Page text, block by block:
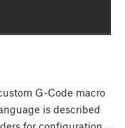
G-Code macro
is described